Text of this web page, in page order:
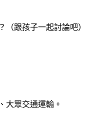
（跟孩子一起討論吧）
大眾交通運輸。